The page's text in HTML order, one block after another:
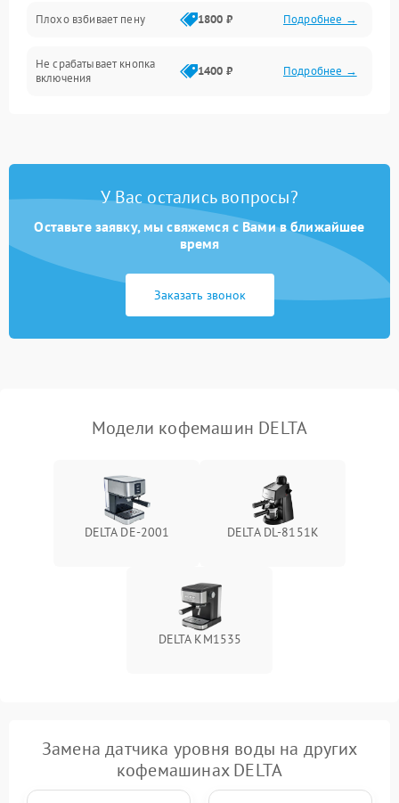
Программное обеспечение
Плохо взбивает пену 1800 ₽ Подробнее →
Не срабатывает кнопка
включения
1400 ₽ Подробнее →
Постоянные сбои в работе 1500 ₽ Подробнее →
У Вас остались вопросы?
Оставьте заявку, мы свяжемся с Вами в ближайшее
время
Заказать звонок
Модели кофемашин DELTA
DELTA DE-2001 DELTA DL-8151K
DELTA KM1535
Замена датчика уровня воды на других
кофемашинах DELTA